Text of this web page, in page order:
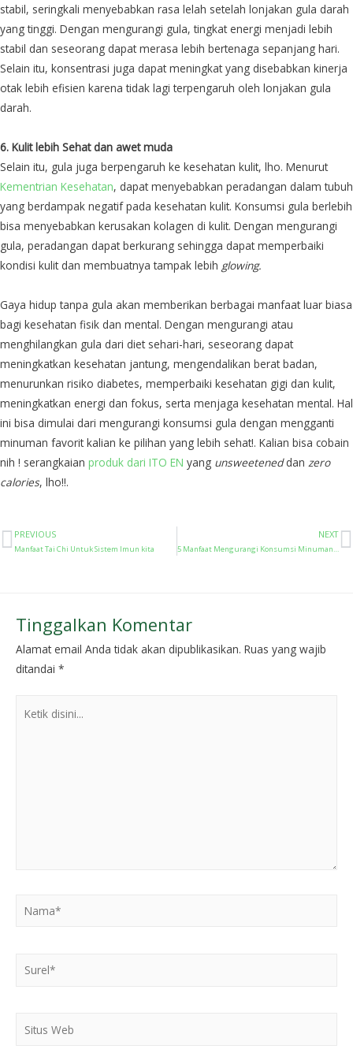
stabil, seringkali menyebabkan rasa lelah setelah lonjakan gula darah
yang tinggi. Dengan mengurangi gula, tingkat energi menjadi lebih
stabil dan seseorang dapat merasa lebih bertenaga sepanjang hari.
Selain itu, konsentrasi juga dapat meningkat yang disebabkan kinerja
otak lebih efisien karena tidak lagi terpengaruh oleh lonjakan gula
darah.
6. Kulit lebih Sehat dan awet muda
Selain itu, gula juga berpengaruh ke kesehatan kulit, lho. Menurut
Kementrian Kesehatan, dapat menyebabkan peradangan dalam tubuh
yang berdampak negatif pada kesehatan kulit. Konsumsi gula berlebih
bisa menyebabkan kerusakan kolagen di kulit. Dengan mengurangi
gula, peradangan dapat berkurang sehingga dapat memperbaiki
kondisi kulit dan membuatnya tampak lebih glowing.
Gaya hidup tanpa gula akan memberikan berbagai manfaat luar biasa
bagi kesehatan fisik dan mental. Dengan mengurangi atau
menghilangkan gula dari diet sehari-hari, seseorang dapat
meningkatkan kesehatan jantung, mengendalikan berat badan,
menurunkan risiko diabetes, memperbaiki kesehatan gigi dan kulit,
meningkatkan energi dan fokus, serta menjaga kesehatan mental. Hal
ini bisa dimulai dari mengurangi konsumsi gula dengan mengganti
minuman favorit kalian ke pilihan yang lebih sehat!. Kalian bisa cobain
nih ! serangkaian produk dari ITO EN yang unsweeteneddan zero
calories, lho!!.
PREVIOUS
Manfaat Tai Chi Untuk Sistem Imun kita
NEXT
5 Manfaat Mengurangi Konsumsi Minuman Manis, Ternyata Dahsyat!
Tinggalkan Komentar
Alamat email Anda tidak akan dipublikasikan. Ruas yang wajib
ditandai *